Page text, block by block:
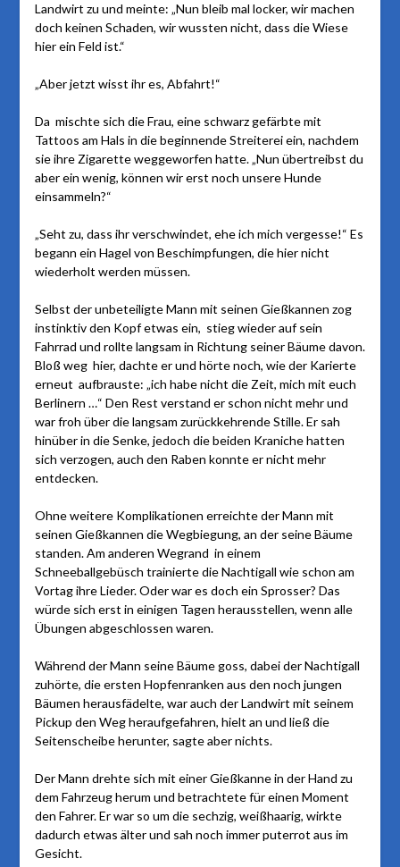
Landwirt zu und meinte: „Nun bleib mal locker, wir machen
doch keinen Schaden, wir wussten nicht, dass die Wiese
hier ein Feld ist.“
„Aber jetzt wisst ihr es, Abfahrt!“
Da mischte sich die Frau, eine schwarz gefärbte mit
Tattoos am Hals in die beginnende Streiterei ein, nachdem
sie ihre Zigarette weggeworfen hatte. „Nun übertreibst du
aber ein wenig, können wir erst noch unsere Hunde
einsammeln?“
„Seht zu, dass ihr verschwindet, ehe ich mich vergesse!“ Es
begann ein Hagel von Beschimpfungen, die hier nicht
wiederholt werden müssen.
Selbst der unbeteiligte Mann mit seinen Gießkannen zog
instinktiv den Kopf etwas ein, stieg wieder auf sein
Fahrrad und rollte langsam in Richtung seiner Bäume davon.
Bloß weg hier, dachte er und hörte noch, wie der Karierte
erneut aufbrauste: „ich habe nicht die Zeit, mich mit euch
Berlinern …“ Den Rest verstand er schon nicht mehr und
war froh über die langsam zurückkehrende Stille. Er sah
hinüber in die Senke, jedoch die beiden Kraniche hatten
sich verzogen, auch den Raben konnte er nicht mehr
entdecken.
Ohne weitere Komplikationen erreichte der Mann mit
seinen Gießkannen die Wegbiegung, an der seine Bäume
standen. Am anderen Wegrand in einem
Schneeballgebüsch trainierte die Nachtigall wie schon am
Vortag ihre Lieder. Oder war es doch ein Sprosser? Das
würde sich erst in einigen Tagen herausstellen, wenn alle
Übungen abgeschlossen waren.
Während der Mann seine Bäume goss, dabei der Nachtigall
zuhörte, die ersten Hopfenranken aus den noch jungen
Bäumen herausfädelte, war auch der Landwirt mit seinem
Pickup den Weg heraufgefahren, hielt an und ließ die
Seitenscheibe herunter, sagte aber nichts.
Der Mann drehte sich mit einer Gießkanne in der Hand zu
dem Fahrzeug herum und betrachtete für einen Moment
den Fahrer. Er war so um die sechzig, weißhaarig, wirkte
dadurch etwas älter und sah noch immer puterrot aus im
Gesicht.